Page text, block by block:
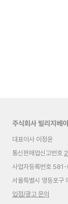
주식회사 빌리지베이
대표이사 이정윤
통신판매업신고번호
사업자등록번호
서울특별시 영등포구
입점/광고 문의